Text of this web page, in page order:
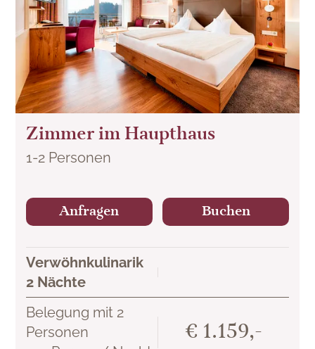
Zimmer im Haupthaus
1-2 Personen
Anfragen Buchen
Verwöhnkulinarik
2 Nächte
Belegung mit 2
Personen
€ 1.159,-